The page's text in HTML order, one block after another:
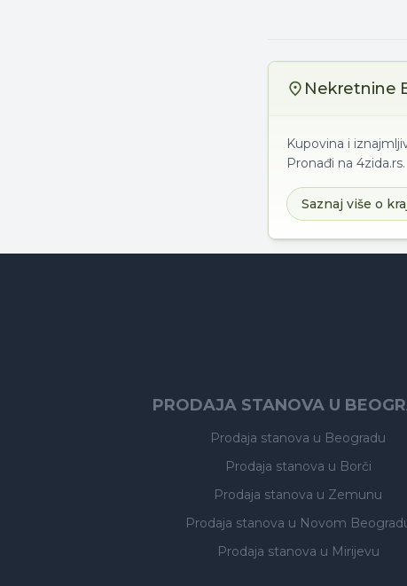
Nekretnine
Kupovina i
Pronađi na 4zida.rs.
Saznaj više o
PRODAJA STANOVA U
Prodaja stanova u Beogradu
Prodaja stanova u Borči
Prodaja stanova u Zemunu
Prodaja stanova u Novom
Prodaja stanova u Mirijevu